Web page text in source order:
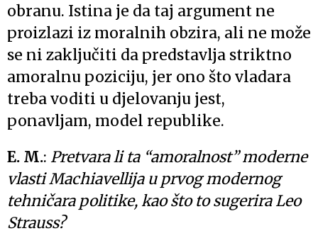
obranu. Istina je da taj argument ne
proizlazi iz moralnih obzira, ali ne može
se ni zaključiti da predstavlja striktno
amoralnu poziciju, jer ono što vladara
treba voditi u djelovanju jest,
ponavljam, model republike.
E. M.: Pretvara li ta “amoralnost” moderne
vlasti Machiavellija u prvog modernog
tehničara politike, kao što to sugerira Leo
Strauss?